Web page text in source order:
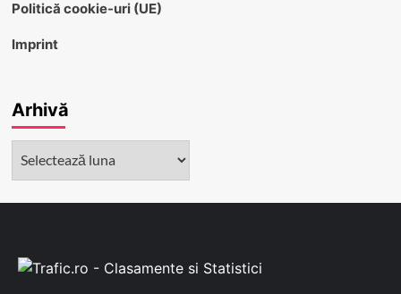
Politică cookie-uri (UE)
Imprint
Arhivă